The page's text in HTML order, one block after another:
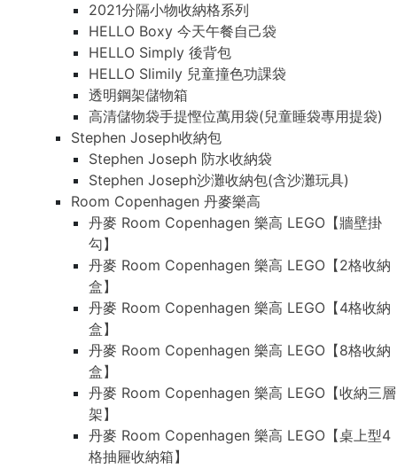
2021分隔小物收納格系列
HELLO Boxy 今天午餐自己袋
HELLO Simply 後背包
HELLO Slimily 兒童撞色功課袋
透明鋼架儲物箱
高清儲物袋手提慳位萬用袋(兒童睡袋專用提袋)
Stephen Joseph收納包
Stephen Joseph 防水收納袋
Stephen Joseph沙灘收納包(含沙灘玩具)
Room Copenhagen 丹麥樂高
丹麥 Room Copenhagen 樂高 LEGO【牆壁掛
勾】
丹麥 Room Copenhagen 樂高 LEGO【2格收納
盒】
丹麥 Room Copenhagen 樂高 LEGO【4格收納
盒】
丹麥 Room Copenhagen 樂高 LEGO【8格收納
盒】
丹麥 Room Copenhagen 樂高 LEGO【收納三層
架】
丹麥 Room Copenhagen 樂高 LEGO【桌上型4
格抽屜收納箱】